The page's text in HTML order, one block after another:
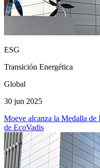
ESG
Transición Energética
Global
30 jun 2025
Moeve alcanza la Medalla de
de EcoVadis